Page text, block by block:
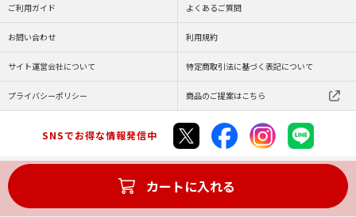
カートに入れる
ご利用ガイド よくあるご質問
お問い合わせ 利用規約
サイト運営会社について 特定商取引法に基づく表記について
プライバシーポリシー 商品のご提案はこちら
SNSでお得な情報発信中